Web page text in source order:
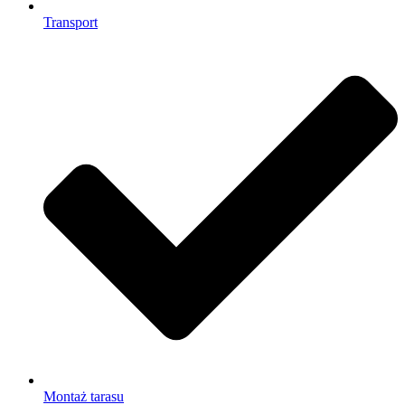
Transport
Montaż tarasu